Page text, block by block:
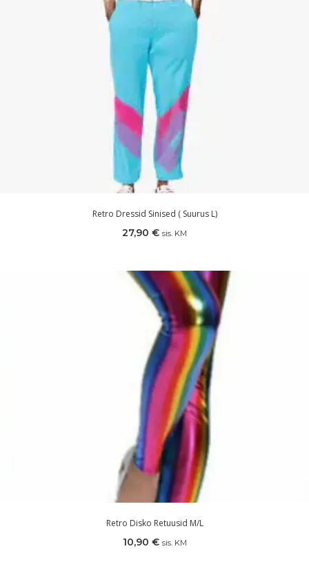
Retro Dressid Sinised ( Suurus L)
27,90 € sis. KM
Retro Disko Retuusid M/L
10,90 € sis. KM